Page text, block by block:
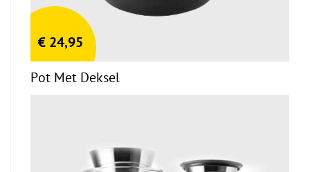
€ 24,95
Pot Met Deksel